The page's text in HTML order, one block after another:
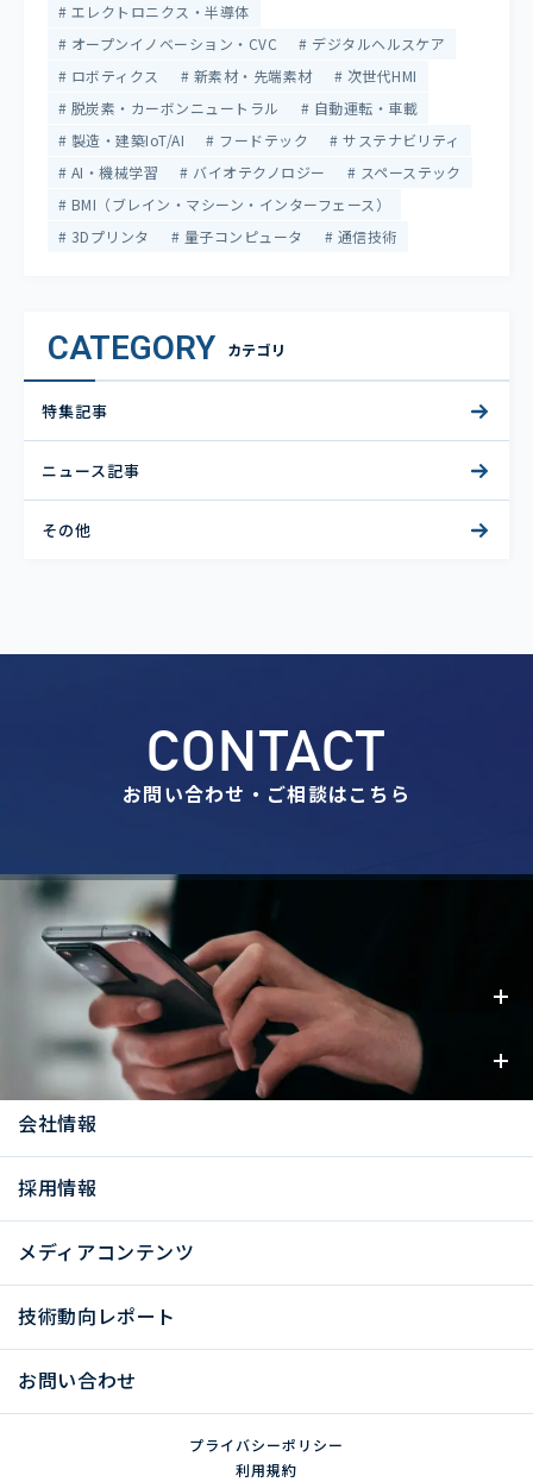
エレクトロニクス・半導体
オープンイノベーション・CVC
デジタルヘルスケア
ロボティクス
新素材・先端素材
次世代HMI
脱炭素・カーボンニュートラル
自動運転・車載
製造・建築IoT/AI
フードテック
サステナビリティ
AI・機械学習
バイオテクノロジー
スペーステック
BMI（ブレイン・マシーン・インターフェース）
3Dプリンタ
量子コンピュータ 通信技術
CATEGORY カテゴリ
特集記事
ニュース記事
その他
CONTACT
お問い合わせ・ご相談はこちら
事業内容
お知らせ
会社情報
採用情報
メディアコンテンツ
技術動向レポート
お問い合わせ
プライバシーポリシー
利用規約